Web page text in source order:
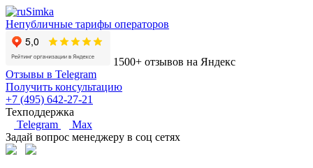
Непубличные тарифы операторов
1500+ отзывов на Яндекс
Отзывы в Telegram
Получить консультацию
+7 (495) 642-27-21
Техподдержка
Telegram
Max
Задай вопрос менеджеру в соц сетях